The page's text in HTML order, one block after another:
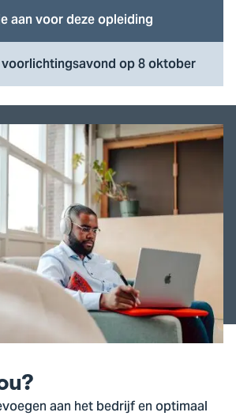
aan voor deze opleiding
voorlichtingsavond op 8 oktober
aan het bedrijf en optimaal